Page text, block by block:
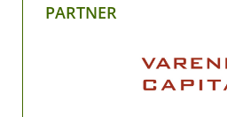
PARTNER